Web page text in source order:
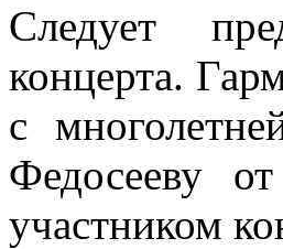
Следует
концерта.
с
Федосееву
участником